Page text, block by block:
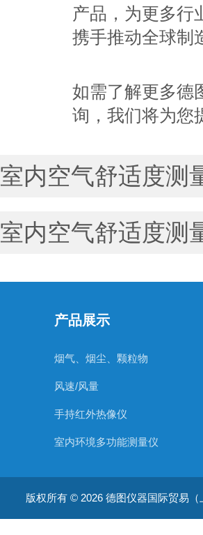
产品，为更多行
携手推动全球制
如需了解更多德
询，我们将为您
室内空气舒适度测
室内空气舒适度测
产品展示
烟气、烟尘、颗粒物
风速/风量
手持红外热像仪
室内环境多功能测量仪
温湿度仪器
版权所有 © 2026 德图仪器国际贸易